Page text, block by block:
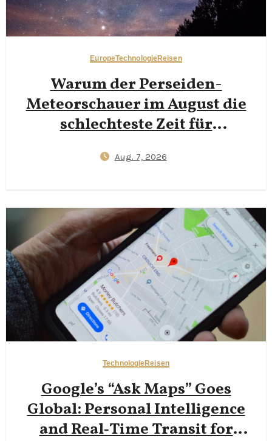
EuropeTechnologieReisen
Warum der Perseiden-
Meteorschauer im August die
schlechteste Zeit für
Dolomiten ist — und warum
klarere Milchstraßenfotos
liefern
Aug. 7, 2026
TechnologieReisen
Google’s “Ask Maps” Goes
Global: Personal Intelligence
and Real‑Time Transit for